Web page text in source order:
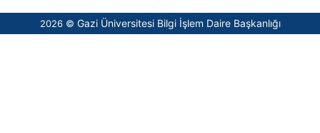
2026 © Gazi Üniversitesi Bilgi İşlem Daire Başkanlığı